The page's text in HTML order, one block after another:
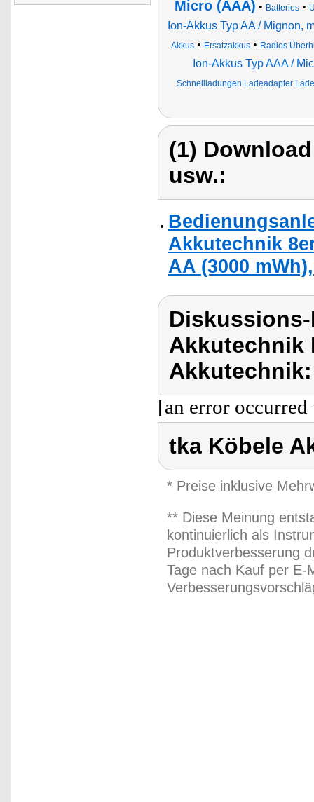
Micro (AAA) • Batteries•
Ion-Akkus Typ AA / Mignon,
Akkus• Ersatzakkus• Radios
Ion-Akkus Typ AAA /
Schnellladungen Ladeadapter
(1)
usw.:
Akkutechnik
AA (3000
Akkutechnik
Akkutechnik:
[an error
tka Köbele
* Preise inklusive
** Diese Meinung
kontinuierlich als
Produktverbesserung
Tage nach Kauf per E-